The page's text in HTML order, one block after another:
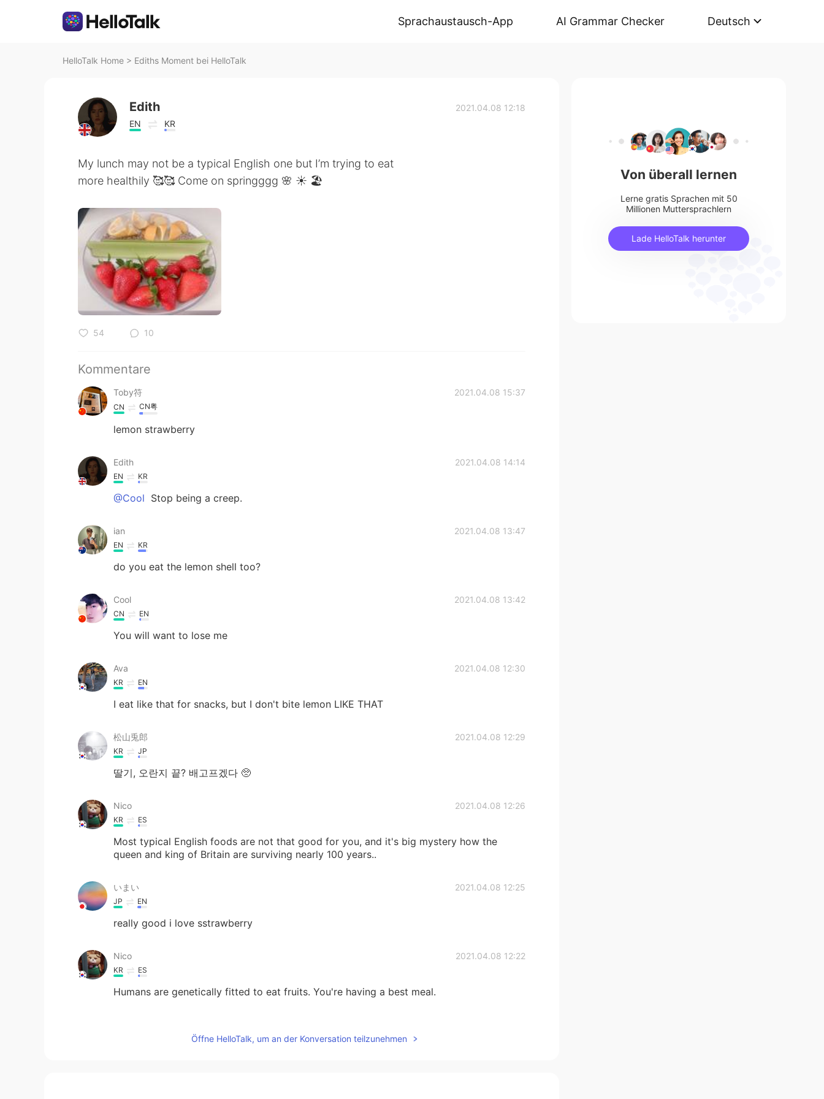
Sprachaustausch-App AI Grammar Checker Deutsch
HelloTalk Home > Ediths Moment bei HelloTalk
Edith
EN KR
2021.04.08 12:18
My lunch may not be a typical English one but I’m trying to eat
more healthily 🥰🥰 Come on springggg 🌸 ☀️ 🏖
54 10
Kommentare
Toby符 2021.04.08 15:37
CN CN粤
lemon strawberry
Edith 2021.04.08 14:14
EN KR
@Cool Stop being a creep.
ian 2021.04.08 13:47
EN KR
do you eat the lemon shell too?
Cool 2021.04.08 13:42
CN EN
You will want to lose me
Ava 2021.04.08 12:30
KR EN
I eat like that for snacks, but I don't bite lemon LIKE THAT
松山兎郎 2021.04.08 12:29
KR JP
딸기, 오란지 끝? 배고프겠다 🥺
Nico 2021.04.08 12:26
KR ES
Most typical English foods are not that good for you, and it's big mystery how the
queen and king of Britain are surviving nearly 100 years..
いまい 2021.04.08 12:25
JP EN
really good i love sstrawberry
Nico 2021.04.08 12:22
KR ES
Humans are genetically fitted to eat fruits. You're having a best meal.
Öffne HelloTalk, um an der Konversation teilzunehmen
Von überall lernen
Lerne gratis Sprachen mit 50
Millionen Muttersprachlern
Lade HelloTalk herunter